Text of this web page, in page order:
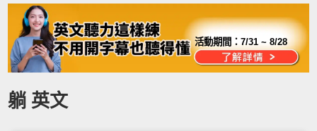
活動期間：7/31 ~ 8/28
躺 英文